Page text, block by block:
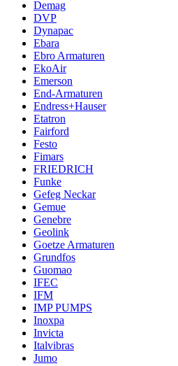
Demag
DVP
Dynapac
Ebara
Ebro Armaturen
EkoAir
Emerson
End-Armaturen
Endress+Hauser
Etatron
Fairford
Festo
Fimars
FRIEDRICH
Funke
Gefeg Neckar
Gemue
Genebre
Geolink
Goetze Armaturen
Grundfos
Guomao
IFEC
IFM
IMP PUMPS
Inoxpa
Invicta
Italvibras
Jumo